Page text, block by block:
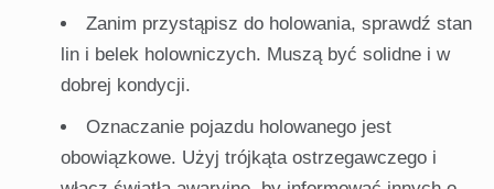
Zanim przystąpisz do holowania, sprawdź stan
lin i belek holowniczych. Muszą być solidne i w
dobrej kondycji.
Oznaczanie pojazdu holowanego jest
obowiązkowe. Użyj trójkąta ostrzegawczego i